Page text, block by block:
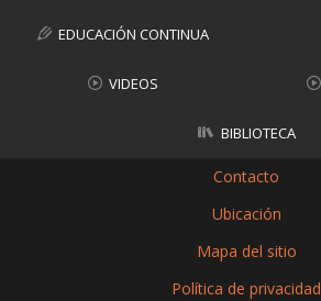
EDUCACIÓN CONTINUA
VIDEOS
BIBLIOTECA
Contacto
Ubicación
Mapa del sitio
Política de privacidad